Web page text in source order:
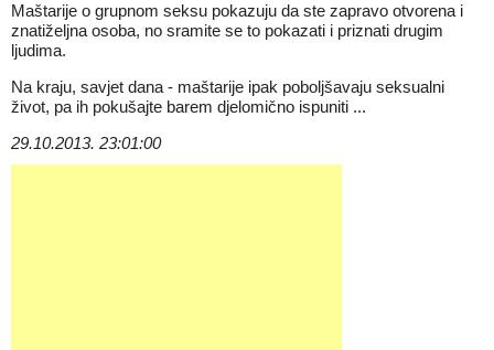
Maštarije o grupnom seksu pokazuju da ste zapravo otvorena i
znatiželjna osoba, no sramite se to pokazati i priznati drugim
ljudima.
Na kraju, savjet dana - maštarije ipak poboljšavaju seksualni
život, pa ih pokušajte barem djelomično ispuniti ...
29.10.2013. 23:01:00